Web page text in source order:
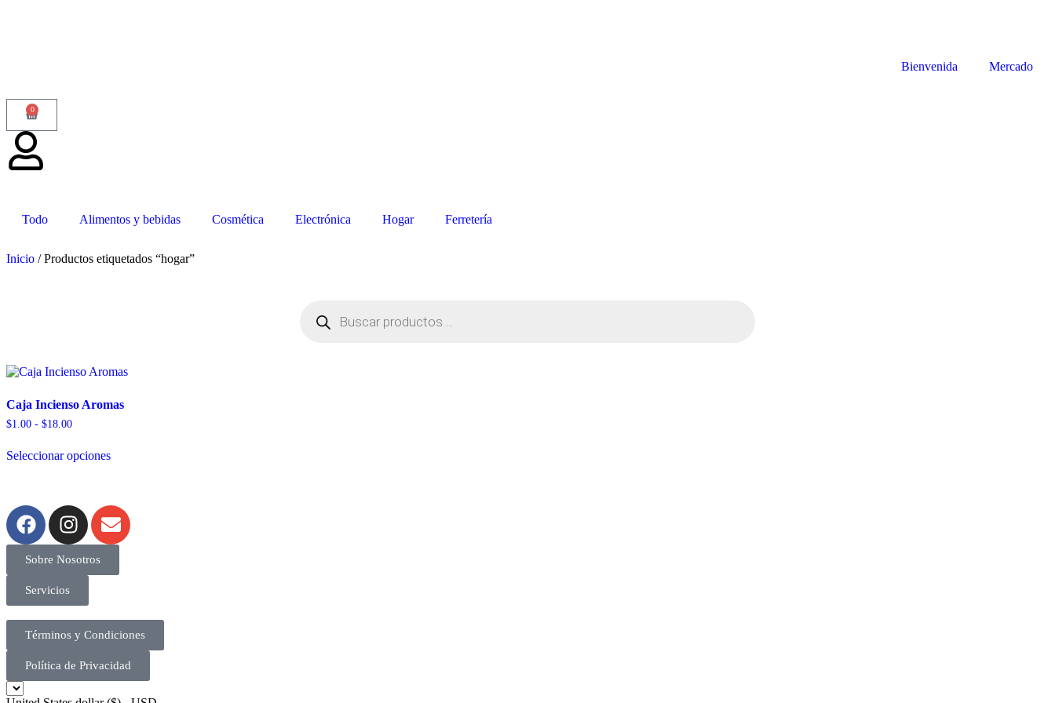
Bienvenida Mercado
0
Todo Alimentos y bebidas Cosmética Electrónica Hogar Ferretería
Inicio / Productos etiquetados “hogar”
Caja Incienso Aromas
$1.00 - $18.00
Seleccionar opciones
Sobre Nosotros
Servicios
Términos y Condiciones
Política de Privacidad